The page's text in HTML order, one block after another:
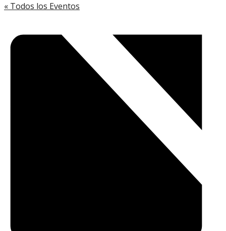
« Todos los Eventos